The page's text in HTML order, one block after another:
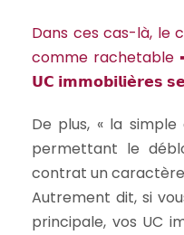
Dans ces cas-là, le
comme rachetable
𝗨𝗖 𝗶𝗺𝗺𝗼𝗯𝗶𝗹𝗶𝗲̀𝗿𝗲𝘀
De plus, « la simple
permettant le
contrat un
Autrement dit, si
principale, vos UC